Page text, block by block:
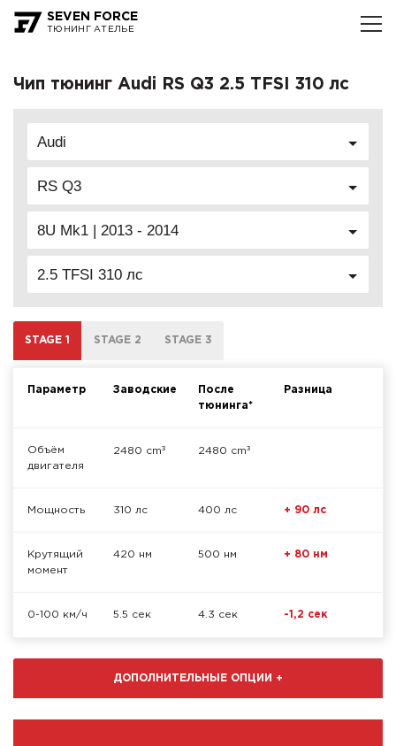
SEVEN FORCE
ТЮНИНГ АТЕЛЬЕ
Чип тюнинг Audi RS Q3 2.5 TFSI 310 лс
Audi
RS Q3
8U Mk1 | 2013 - 2014
2.5 TFSI 310 лс
STAGE 1 STAGE 2 STAGE 3
Параметр Заводские
После
тюнинга*
Разница
Объём
двигателя
2480 cm³ 2480 cm³
Мощность 310 лс 400 лс + 90 лс
Крутящий
момент
420 нм 500 нм + 80 нм
0-100 км/ч 5.5 сек 4.3 сек -1,2 сек
ДОПОЛНИТЕЛЬНЫЕ ОПЦИИ +